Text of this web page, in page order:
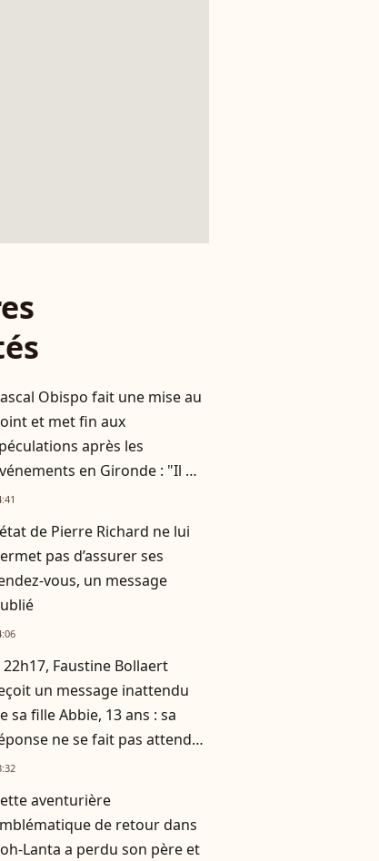
Obispo fait une mise au
et met fin aux
après les
en Gironde : "Il me
important de
de Pierre Richard ne lui
pas d’assurer ses
vous, un message
22h17, Faustine Bollaert
un message inattendu
sa fille Abbie, 13 ans : sa
ne se fait pas attendre
aventurière
de retour dans
Lanta a perdu son père et